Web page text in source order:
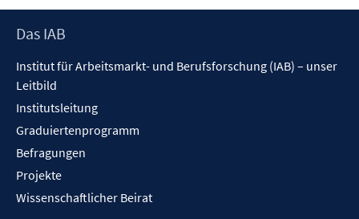
öffnen
Footer
Das IAB
Institut für Arbeitsmarkt- und Berufsforschung (IAB) – unser
Leitbild
Institutsleitung
Graduiertenprogramm
Befragungen
Projekte
Wissenschaftlicher Beirat